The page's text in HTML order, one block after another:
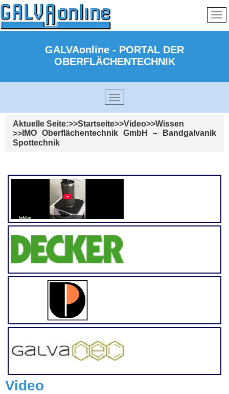
GALVAonline - PORTAL DER
OBERFLÄCHENTECHNIK
Aktuelle Seite: Startseite Video
Wissen
IMO Oberflächentechnik GmbH – Bandgalvanik
Spottechnik
Video